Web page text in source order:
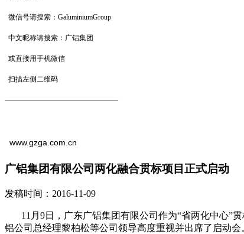
微信号请搜索：GaluminiumGroup
中文昵称请搜索：广铝集团
或直接用手机微信
扫描左侧二维码
————————————
www.gzga.com.cn
广铝集团有限公司两化融合贯标项目正式启动
发稿时间：2016-11-09
11月9日，广东广铝集团有限公司作为“省两化中心”贯
铝公司总经理黎柏松等公司领导高度重视并出席了启动会